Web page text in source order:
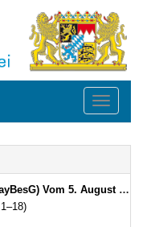
Toggle
S. 410, 764) BayRS 2032-1-1-F (Art. 1–111)